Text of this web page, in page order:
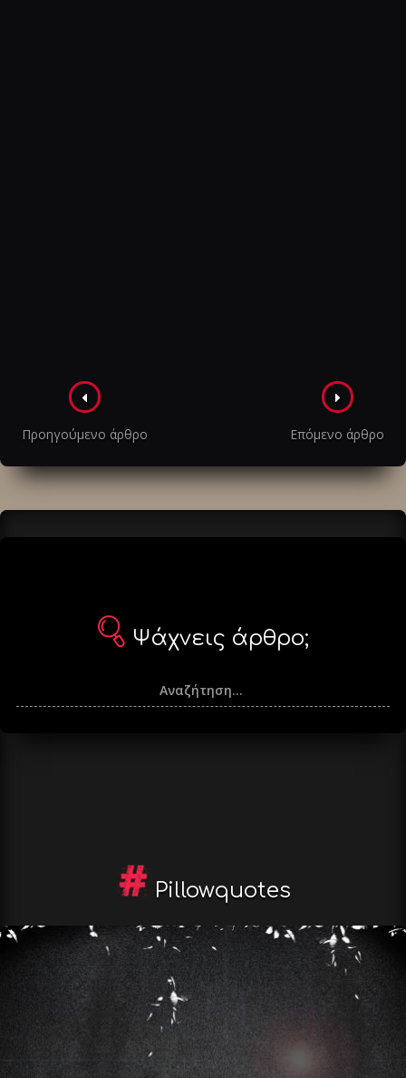
Πλοήγηση
στα
άρθρα
Προηγούμενο άρθρο Επόμενο άρθρο
Ψάχνεις άρθρο;
Pillowquotes